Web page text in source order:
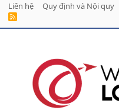
Liên hệ
Quy định và Nội quy
R